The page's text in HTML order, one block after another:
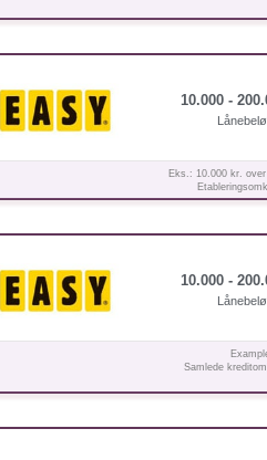
10.000 -
Eks.: 10.000 kr.
10.000 -
Samlede